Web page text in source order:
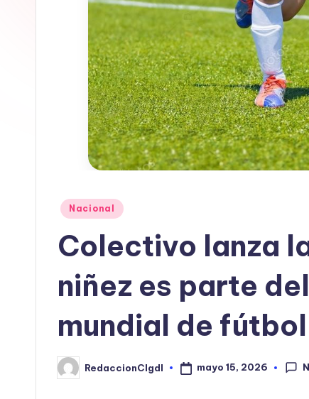
Publicado
Nacional
Colectivo lanza
niñez es parte
mundial de
Publicado
por
RedaccionCIgdl mayo 15, 2026